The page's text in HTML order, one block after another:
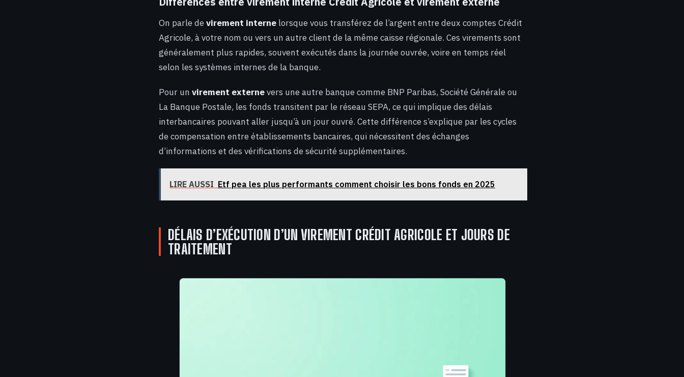
On parle devirement interne lorsque vous transférez de l’argent entre deux comptes Crédit
Agricole, à votre nom ou vers un autre client de la même caisse régionale. Ces virements sont
généralement plus rapides, souvent exécutés dans la journée ouvrée, voire en temps réel
selon les systèmes internes de la banque.
Pour un virement externevers une autre banque comme BNP Paribas, Société Générale ou
La Banque Postale, les fonds transitent par le réseau SEPA, ce qui implique des délais
interbancaires pouvant aller jusqu’à un jour ouvré. Cette différence s’explique par les cycles
de compensation entre établissements bancaires, qui nécessitent des échanges
d’informations et des vérifications de sécurité supplémentaires.
LIRE AUSSI Etf pea les plus performants comment choisir les bons fonds en 2025
DÉLAIS D’EXÉCUTION D’UN VIREMENT CRÉDIT AGRICOLE ET JOURS DE
TRAITEMENT